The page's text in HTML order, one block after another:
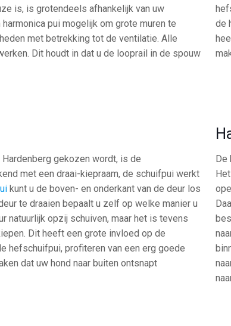
is, is grotendeels afhankelijk van uw
pui mogelijk om grote muren te
met betrekking tot de ventilatie. Alle
Dit houdt in dat u de looprail in de spouw
de
gekozen wordt, is de
met een draai-kiepraam, de schuifpui werkt
kunt u de boven- en onderkant van de deur los
te draaien bepaalt u zelf op welke manier u
natuurlijk opzij schuiven, maar het is tevens
Dit heeft een grote invloed op de
hefschuifpui, profiteren van een erg goede
dat uw hond naar buiten ontsnapt
De